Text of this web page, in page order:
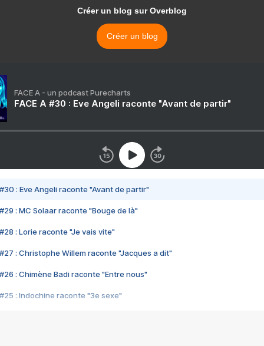
Créer un blog sur Overblog
Créer un blog
FACE A - un podcast Purecharts
FACE A #30 : Eve Angeli raconte "Avant de partir"
#30 : Eve Angeli raconte "Avant de partir"
#29 : MC Solaar raconte "Bouge de là"
#28 : Lorie raconte "Je vais vite"
#27 : Christophe Willem raconte "Jacques a dit"
#26 : Chimène Badi raconte "Entre nous"
#25 : Indochine raconte "3e sexe"